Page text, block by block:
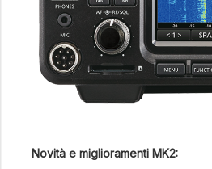
Novità e miglioramenti MK2: